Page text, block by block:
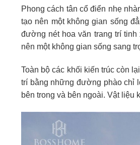
Phong cách tân cổ điển nhẹ
tạo nên một không gian sống
đường nét hoa văn trang trí
nên một không gian sống sang
Toàn bộ các khối kiến trúc còn
trí bằng những đường phào chỉ
bên trong và bên ngoài. Vật liệu